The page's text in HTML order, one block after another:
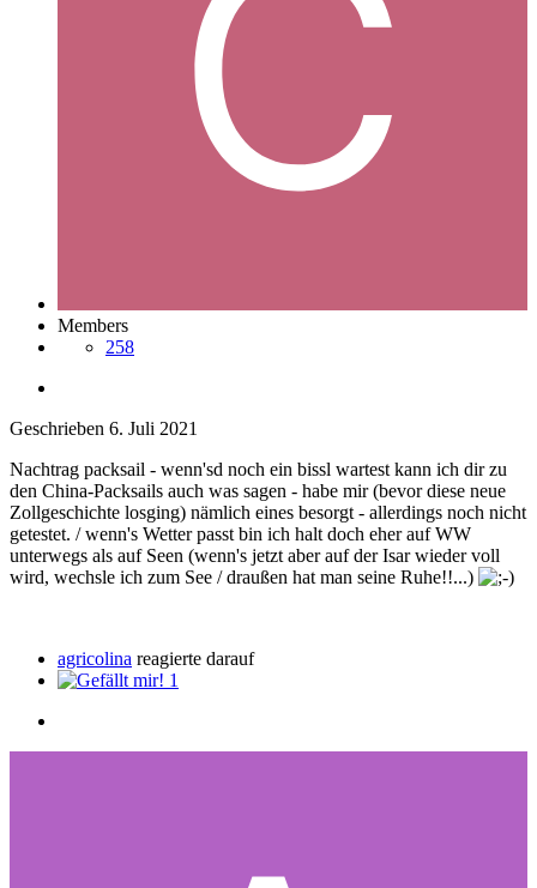
Members
258
Geschrieben 6. Juli 2021
Nachtrag packsail - wenn'sd noch ein bissl wartest kann ich dir zu
den China-Packsails auch was sagen - habe mir (bevor diese neue
Zollgeschichte losging) nämlich eines besorgt - allerdings noch nicht
getestet. / wenn's Wetter passt bin ich halt doch eher auf WW
unterwegs als auf Seen (wenn's jetzt aber auf der Isar wieder voll
wird, wechsle ich zum See / draußen hat man seine Ruhe!!...)
agricolina reagierte darauf
1